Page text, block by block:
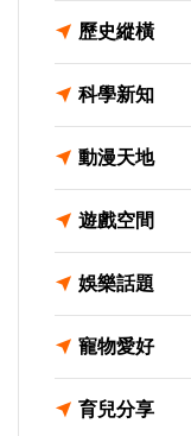
歷史縱橫
科學新知
動漫天地
遊戲空間
娛樂話題
寵物愛好
育兒分享